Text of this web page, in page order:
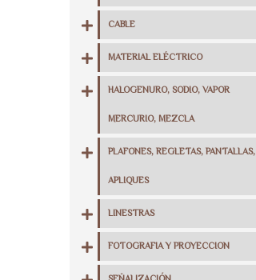
CABLE
MATERIAL ELÉCTRICO
HALOGENURO, SODIO, VAPOR
MERCURIO, MEZCLA
PLAFONES, REGLETAS, PANTALLAS,
APLIQUES
LINESTRAS
FOTOGRAFIA Y PROYECCION